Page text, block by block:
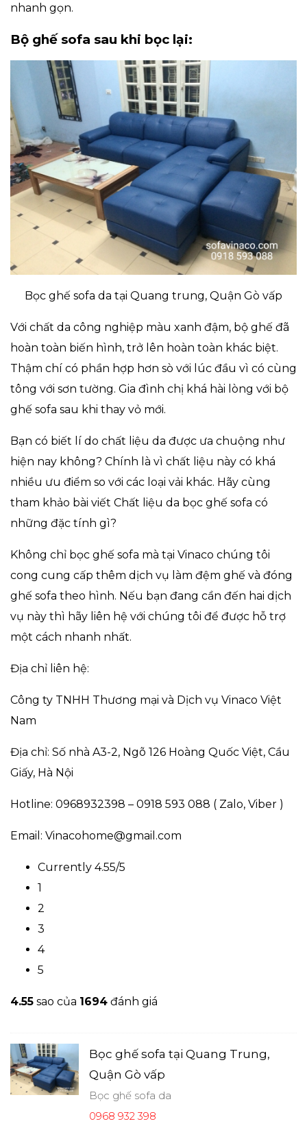
nhanh gọn.
Bộ ghế sofa sau khi bọc lại:
Bọc ghế sofa da tại Quang trung, Quận Gò vấp
Với chất da công nghiệp màu xanh đậm, bộ ghế đã
hoàn toàn biến hình, trở lên hoàn toàn khác biệt.
Thậm chí có phần hợp hơn sò với lúc đầu vì có cùng
tông với sơn tường. Gia đình chị khá hài lòng với bộ
ghế sofa sau khi thay vỏ mới.
Bạn có biết lí do chất liệu da được ưa chuộng như
hiện nay không? Chính là vì chất liệu này có khá
nhiều ưu điểm so với các loại vải khác. Hãy cùng
tham khảo bài viết Chất liệu da bọc ghế sofa có
những đặc tính gì?
Không chỉ bọc ghế sofa mà tại Vinaco chúng tôi
cong cung cấp thêm dịch vụ làm đệm ghế và đóng
ghế sofa theo hình. Nếu bạn đang cần đến hai dịch
vụ này thì hãy liên hệ với chúng tôi để được hỗ trợ
một cách nhanh nhất.
Địa chỉ liên hệ:
Công ty TNHH Thương mại và Dịch vụ Vinaco Việt
Nam
Địa chỉ: Số nhà A3-2, Ngõ 126 Hoàng Quốc Việt, Cầu
Giấy, Hà Nội
Hotline: 0968932398 – 0918 593 088 ( Zalo, Viber )
Email: Vinacohome@gmail.com
Currently 4.55/5
1
2
3
4
5
4.55 sao của 1694 đánh giá
Bọc ghế sofa tại Quang Trung,
Quận Gò vấp
Bọc ghế sofa da
0968 932 398